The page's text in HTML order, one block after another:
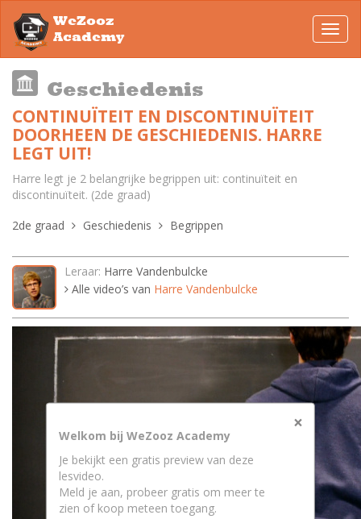
WeZooz
Academy
Geschiedenis
CONTINUÏTEIT EN DISCONTINUÏTEIT
DOORHEEN DE GESCHIEDENIS. HARRE
LEGT UIT!
Harre legt je 2 belangrijke begrippen uit: continuïteit en
discontinuïteit. (2de graad)
2de graad
Geschiedenis Begrippen
Leraar: Harre Vandenbulcke
Alle video’s van Harre Vandenbulcke
×
Welkom bij WeZooz Academy
Je bekijkt een gratis preview van deze
lesvideo.
Meld je aan, probeer gratis om meer te
zien of koop meteen toegang.